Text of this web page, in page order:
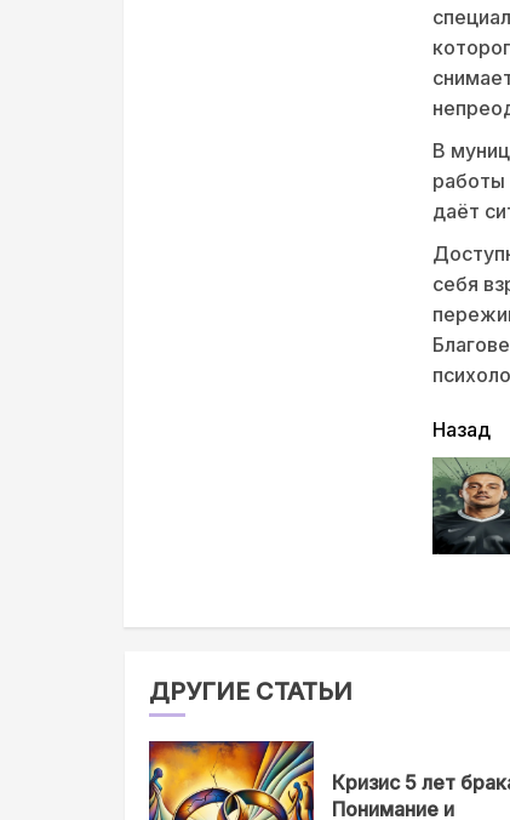
В
работы
даёт
себя
еще
Назад
ДРУГИЕ СТАТЬИ
Кризис 5 лет
Понимание и